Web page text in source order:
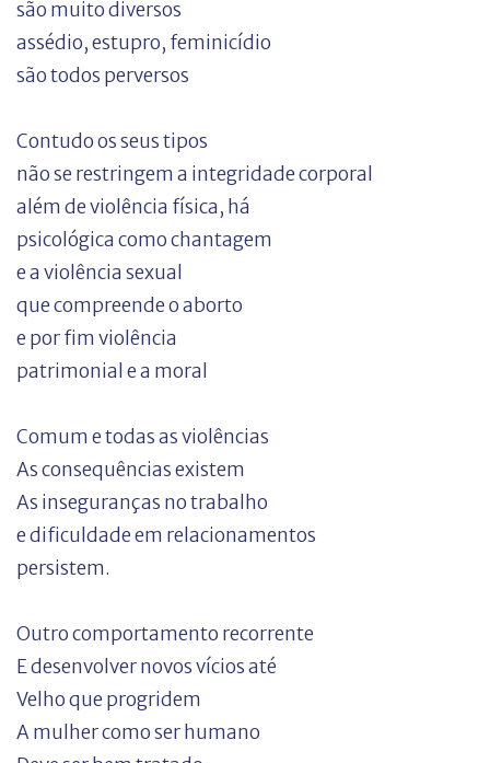
são muito diversos
assédio, estupro, feminicídio
são todos perversos
Contudo os seus tipos
não se restringem a integridade corporal
além de violência física, há
psicológica como chantagem
e a violência sexual
que compreende o aborto
e por fim violência
patrimonial e a moral
Comum e todas as violências
As consequências existem
As inseguranças no trabalho
e dificuldade em relacionamentos
persistem.
Outro comportamento recorrente
E desenvolver novos vícios até
Velho que progridem
A mulher como ser humano